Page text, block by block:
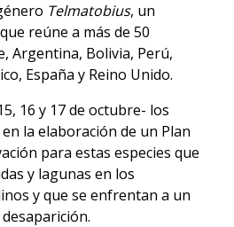
Telmatobius, un
reúne a más de 50
Argentina, Bolivia, Perú,
España y Reino Unido.
16 y 17 de octubre- los
la elaboración de un Plan
para estas especies que
y lagunas en los
y que se enfrentan a un